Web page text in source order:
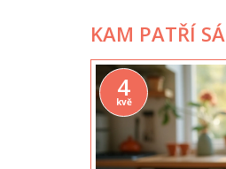
KAM PATŘÍ
4
kvě